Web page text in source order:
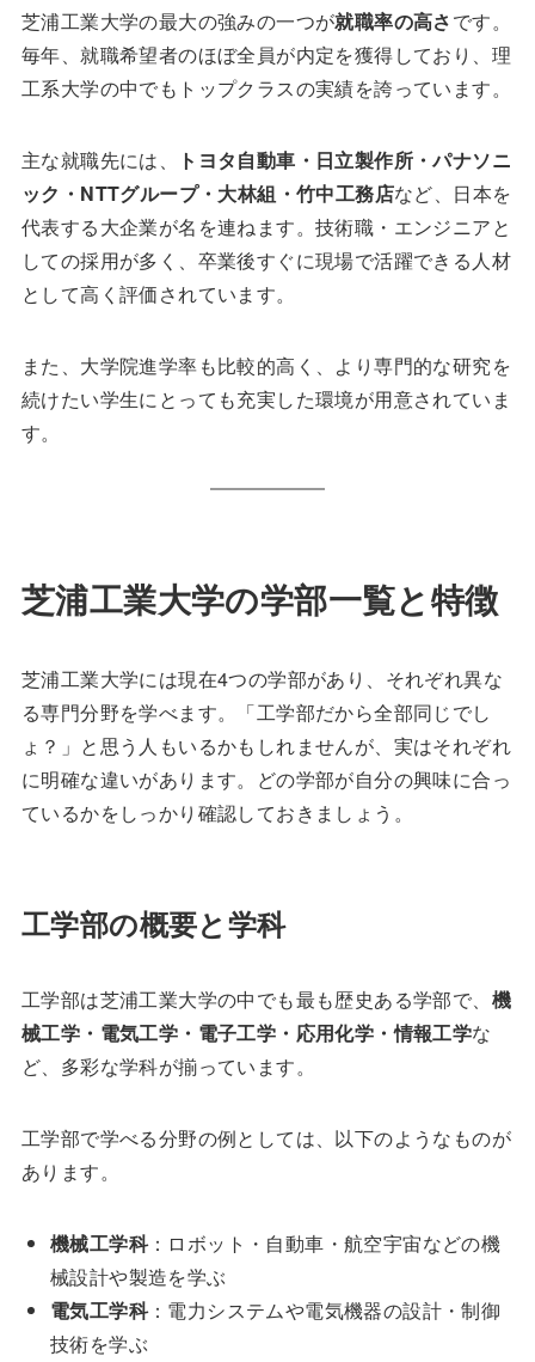
芝浦工業大学の最大の強みの一つが就職率の高さです。
毎年、就職希望者のほぼ全員が内定を獲得しており、理
工系大学の中でもトップクラスの実績を誇っています。
主な就職先には、
トヨタ自動車・日立製作所・パナソニ
ック・NTTグループ・大林組・竹中工務店など、日本を
代表する大企業が名を連ねます。技術職・エンジニアと
しての採用が多く、卒業後すぐに現場で活躍できる人材
として高く評価されています。
また、大学院進学率も比較的高く、より専門的な研究を
続けたい学生にとっても充実した環境が用意されていま
す。
芝浦工業大学の学部一覧と特徴
芝浦工業大学には現在4つの学部があり、それぞれ異な
る専門分野を学べます。「工学部だから全部同じでし
ょ？」と思う人もいるかもしれませんが、実はそれぞれ
に明確な違いがあります。どの学部が自分の興味に合っ
ているかをしっかり確認しておきましょう。
工学部の概要と学科
工学部は芝浦工業大学の中でも最も歴史ある学部で、 機
械工学・電気工学・電子工学・応用化学・情報工学な
ど、多彩な学科が揃っています。
工学部で学べる分野の例としては、以下のようなものが
あります。
機械工学科：ロボット・自動車・航空宇宙などの機
械設計や製造を学ぶ
電気工学科：電力システムや電気機器の設計・制御
技術を学ぶ